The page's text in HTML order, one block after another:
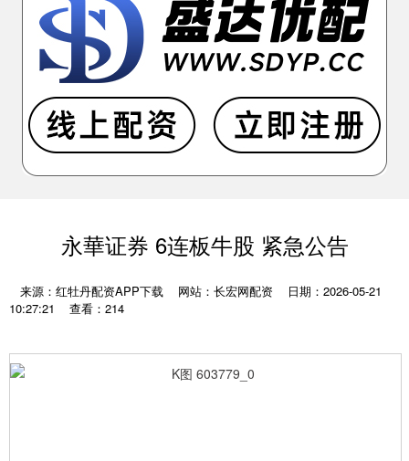
永華证券 6连板牛股 紧急公告
来源：红牡丹配资APP下载 网站：长宏网配资
日期：2026-05-21
10:27:21
查看：214